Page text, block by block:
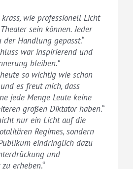
wie professionell Licht
sein können. Jeder
der Handlung gepasst.“
war inspirierend und
bleiben.“
so wichtig wie schon
es freut mich, dass
jede Menge Leute keine
großen Diktator haben.“
nur ein Licht auf die
Regimes, sondern
eindringlich dazu
und
erheben.“